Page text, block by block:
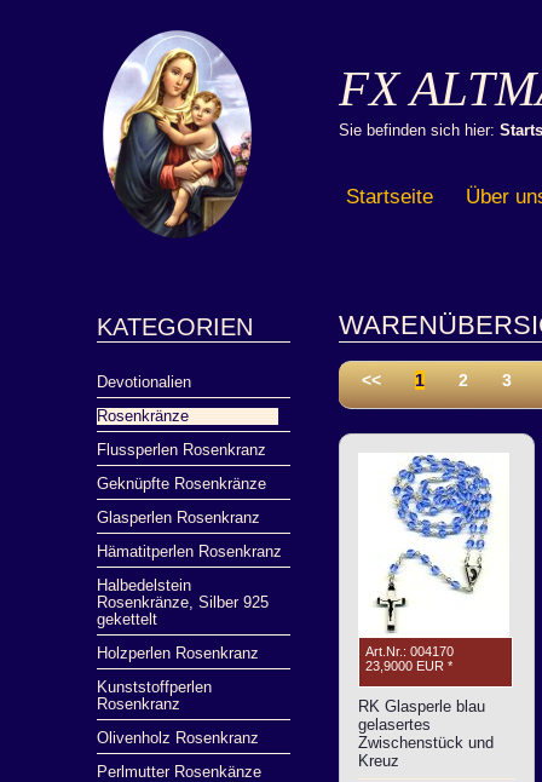
FX
Sie befinden sich hier:
Startseite Über
KATEGORIEN
Devotionalien
Rosenkränze
Flussperlen Rosenkranz
Geknüpfte Rosenkränze
Glasperlen Rosenkranz
Hämatitperlen Rosenkranz
Halbedelstein
Rosenkränze, Silber 925
gekettelt
Holzperlen Rosenkranz
Kunststoffperlen
Rosenkranz
Olivenholz Rosenkranz
Perlmutter Rosenkänze
<< 1 2 3
Art.Nr.: 004170
23,9000 EUR *
RK Glasperle blau
gelasertes
Zwischenstück und
Kreuz